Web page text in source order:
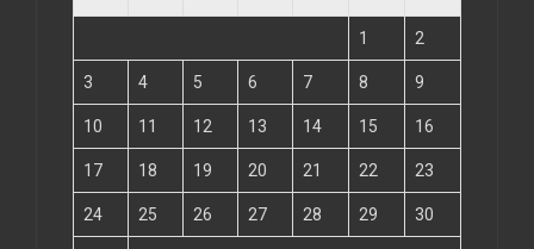
1 2
3 4 5 6 7 8 9
10 11 12 13 14 15 16
17 18 19 20 21 22 23
24 25 26 27 28 29 30